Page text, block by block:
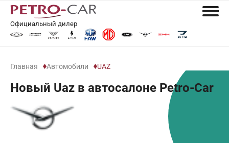
Официальный дилер
Главная Автомобили UAZ
Новый Uaz в автосалоне Petro-Car